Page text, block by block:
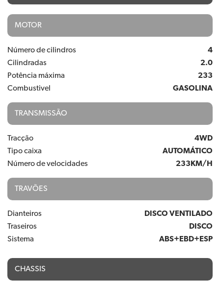
MOTOR
Número de cilindros
4
Cilindradas
2.0
Potência máxima
233
Combustivel
GASOLINA
TRANSMISSÃO
Tracção
4WD
Tipo caixa
AUTOMÁTICO
Número de velocidades
233KM/H
TRAVÕES
Dianteiros
DISCO VENTILADO
Traseiros
DISCO
Sistema
ABS+EBD+ESP
CHASSIS